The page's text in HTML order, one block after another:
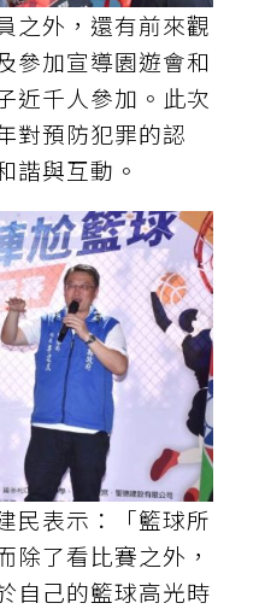
之外，還有前來觀
參加宣導園遊會和
近千人參加。此次
對預防犯罪的認
諧與互動。
民表示：「籃球所
除了看比賽之外，
自己的籃球高光時